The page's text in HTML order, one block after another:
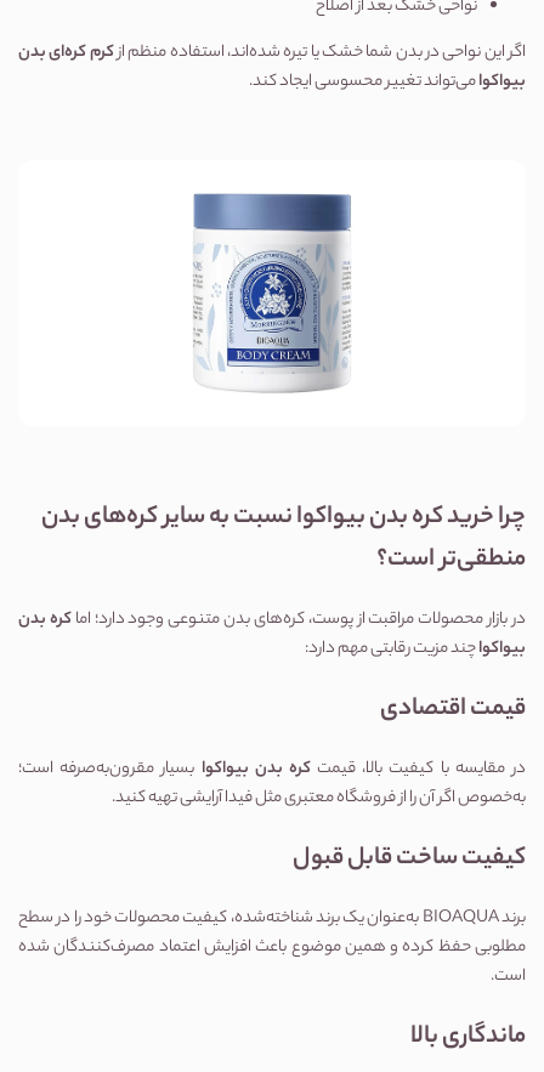
نواحی خشک بعد از اصلاح
اگر این نواحی در بدن شما خشک یا تیره شده‌اند، استفاده منظم ازکرم کره‌ای بدن
بیواکوامی‌تواند تغییر محسوسی ایجاد کند.
چرا خرید کره بدن بیواکوا نسبت به سایر کره‌های بدن
منطقی‌تر است؟
در بازار محصولات مراقبت از پوست، کره‌های بدن متنوعی وجود دارد؛ اماکره بدن
بیواکواچند مزیت رقابتی مهم دارد:
قیمت اقتصادی
در مقایسه با کیفیت بالا، قیمتکره بدن بیواکوا بسیار مقرون‌به‌صرفه است؛
به‌خصوص اگر آن را از فروشگاه معتبری مثل فیدا آرایشی تهیه کنید.
کیفیت ساخت قابل قبول
برند BIOAQUA به‌عنوان یک برند شناخته‌شده، کیفیت محصولات خود را در سطح
مطلوبی حفظ کرده و همین موضوع باعث افزایش اعتماد مصرف‌کنندگان شده
است.
ماندگاری بالا